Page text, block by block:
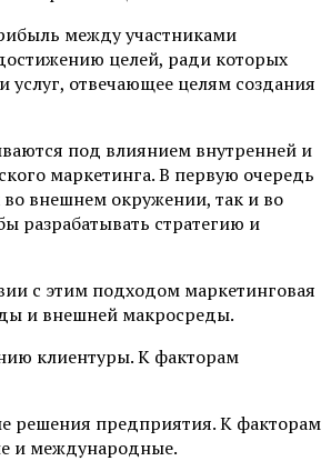
между участниками
целей, ради которых
услуг, отвечающее целям создания
под влиянием внутренней и
маркетинга. В первую очередь
внешнем окружении, так и во
разрабатывать стратегию и
с этим подходом маркетинговая
и внешней макросреды.
клиентуры. К факторам
решения предприятия. К факторам
и международные.